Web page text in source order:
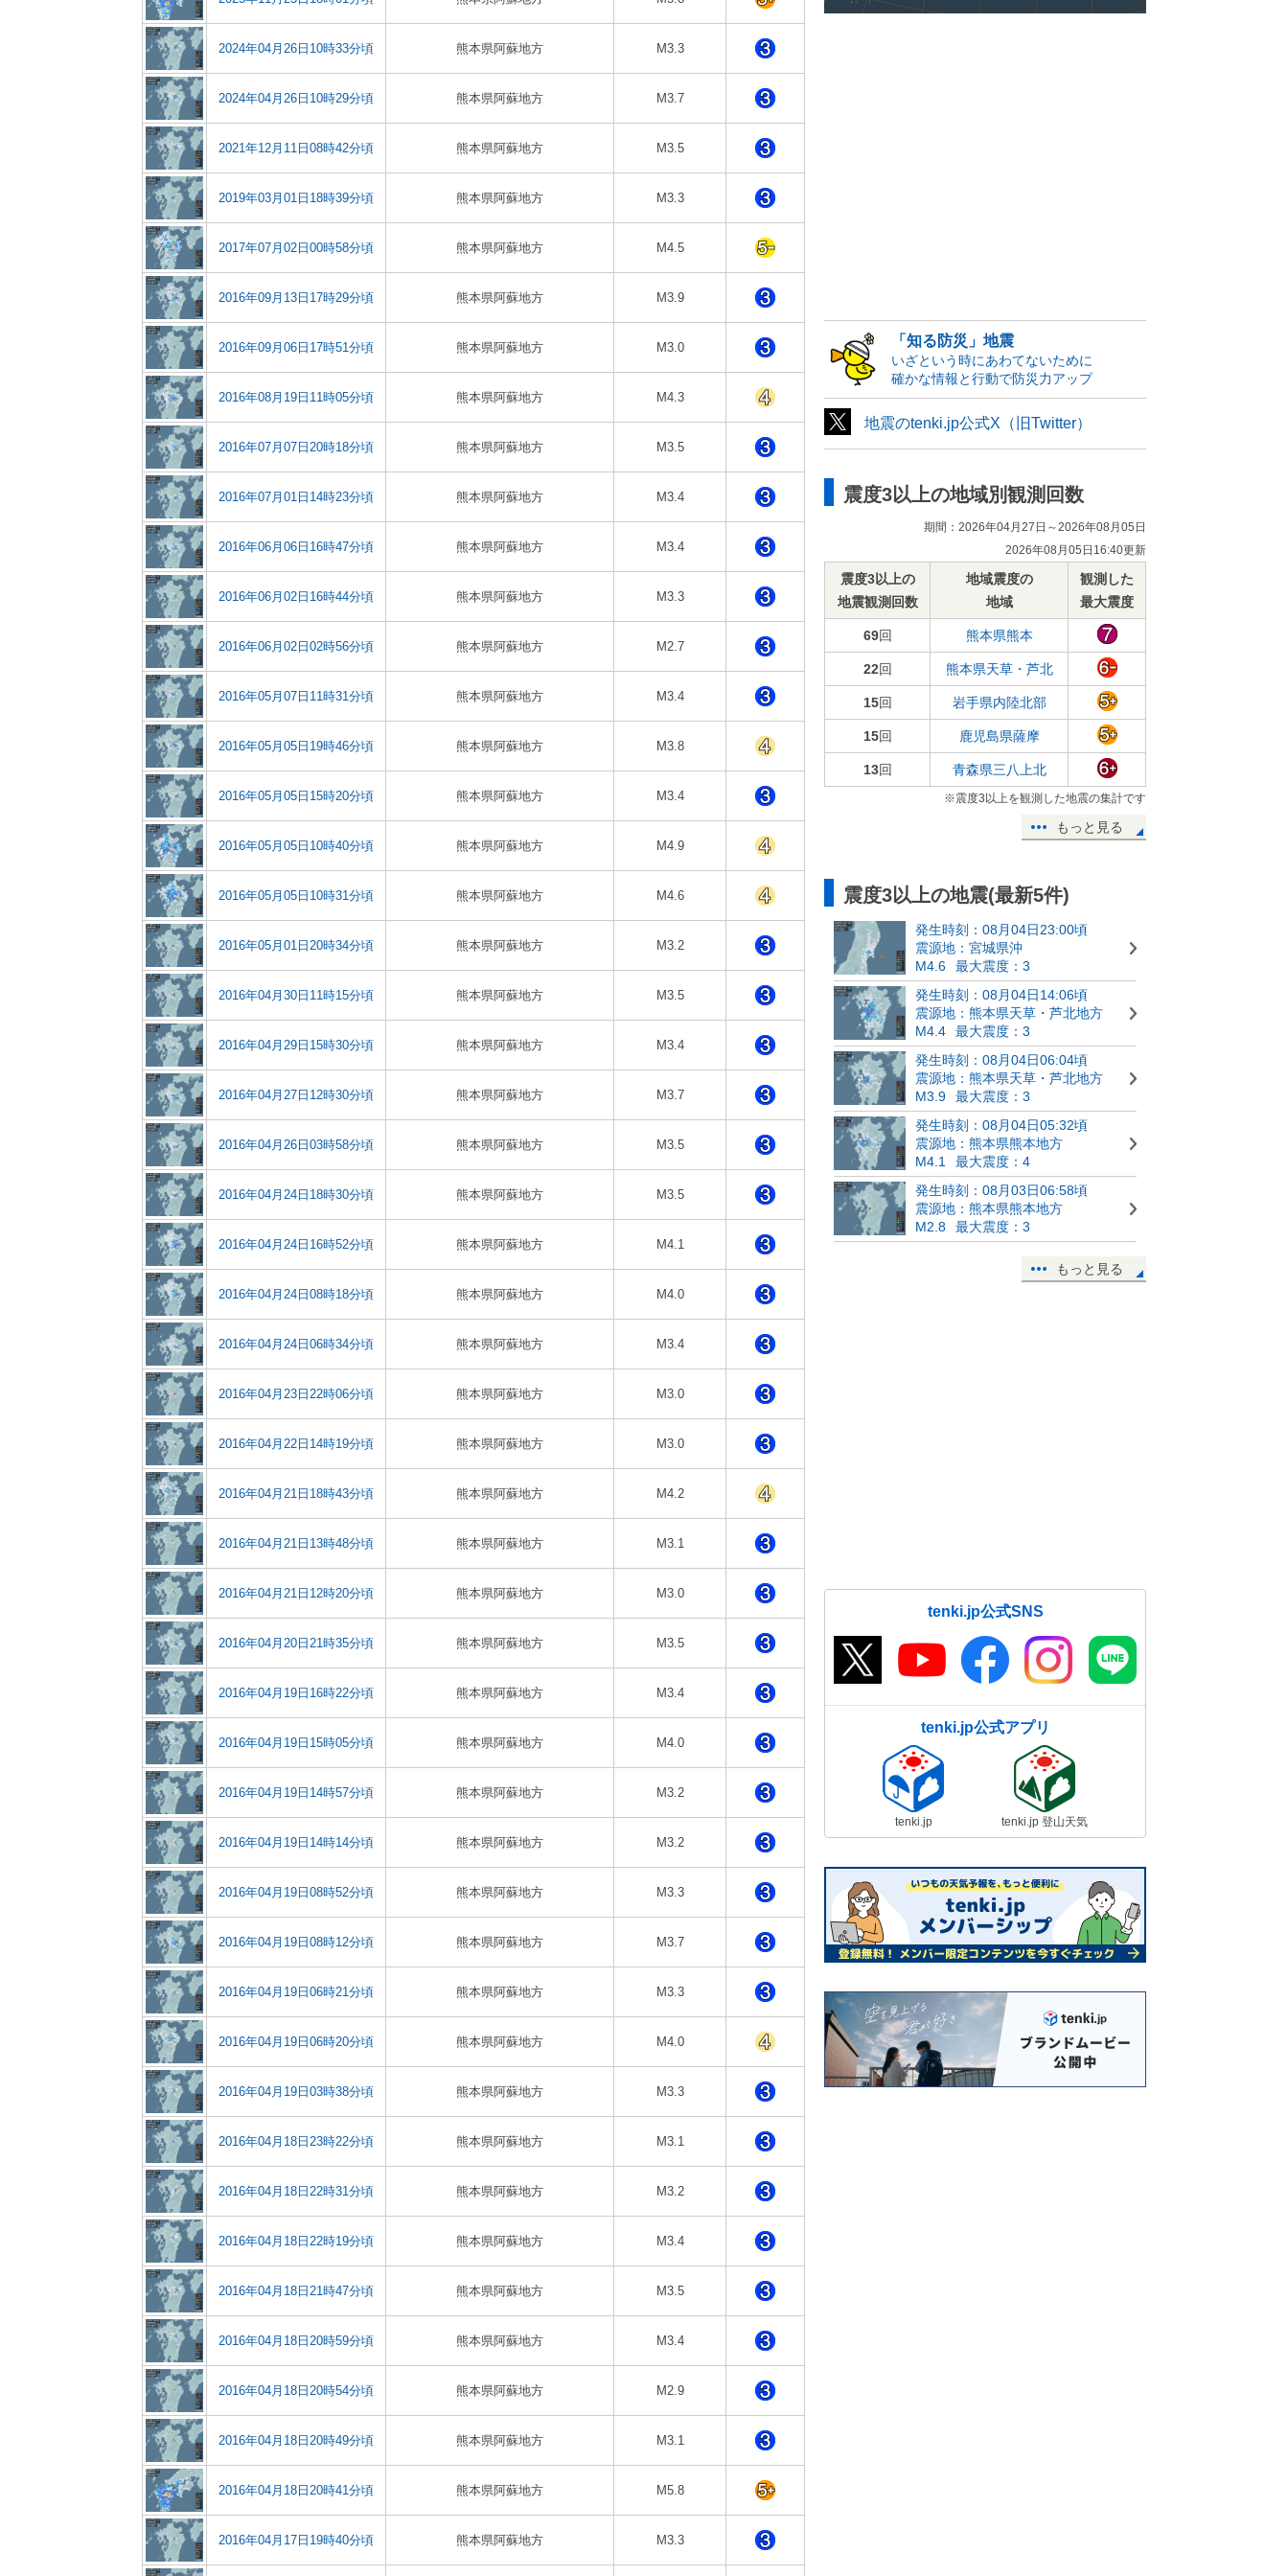
2024年04月26日10時33分頃 熊本県阿蘇地方 M3.3
2024年04月26日10時29分頃 熊本県阿蘇地方 M3.7
2021年12月11日08時42分頃 熊本県阿蘇地方 M3.5
2019年03月01日18時39分頃 熊本県阿蘇地方 M3.3
2017年07月02日00時58分頃 熊本県阿蘇地方 M4.5
2016年09月13日17時29分頃 熊本県阿蘇地方 M3.9
2016年09月06日17時51分頃 熊本県阿蘇地方 M3.0
2016年08月19日11時05分頃 熊本県阿蘇地方 M4.3
2016年07月07日20時18分頃 熊本県阿蘇地方 M3.5
2016年07月01日14時23分頃 熊本県阿蘇地方 M3.4
2016年06月06日16時47分頃 熊本県阿蘇地方 M3.4
2016年06月02日16時44分頃 熊本県阿蘇地方 M3.3
2016年06月02日02時56分頃 熊本県阿蘇地方 M2.7
2016年05月07日11時31分頃 熊本県阿蘇地方 M3.4
2016年05月05日19時46分頃 熊本県阿蘇地方 M3.8
2016年05月05日15時20分頃 熊本県阿蘇地方 M3.4
2016年05月05日10時40分頃 熊本県阿蘇地方 M4.9
2016年05月05日10時31分頃 熊本県阿蘇地方 M4.6
2016年05月01日20時34分頃 熊本県阿蘇地方 M3.2
2016年04月30日11時15分頃 熊本県阿蘇地方 M3.5
2016年04月29日15時30分頃 熊本県阿蘇地方 M3.4
2016年04月27日12時30分頃 熊本県阿蘇地方 M3.7
2016年04月26日03時58分頃 熊本県阿蘇地方 M3.5
2016年04月24日18時30分頃 熊本県阿蘇地方 M3.5
2016年04月24日16時52分頃 熊本県阿蘇地方 M4.1
2016年04月24日08時18分頃 熊本県阿蘇地方 M4.0
2016年04月24日06時34分頃 熊本県阿蘇地方 M3.4
2016年04月23日22時06分頃 熊本県阿蘇地方 M3.0
2016年04月22日14時19分頃 熊本県阿蘇地方 M3.0
2016年04月21日18時43分頃 熊本県阿蘇地方 M4.2
2016年04月21日13時48分頃 熊本県阿蘇地方 M3.1
2016年04月21日12時20分頃 熊本県阿蘇地方 M3.0
2016年04月20日21時35分頃 熊本県阿蘇地方 M3.5
2016年04月19日16時22分頃 熊本県阿蘇地方 M3.4
2016年04月19日15時05分頃 熊本県阿蘇地方 M4.0
2016年04月19日14時57分頃 熊本県阿蘇地方 M3.2
2016年04月19日14時14分頃 熊本県阿蘇地方 M3.2
2016年04月19日08時52分頃 熊本県阿蘇地方 M3.3
2016年04月19日08時12分頃 熊本県阿蘇地方 M3.7
2016年04月19日06時21分頃 熊本県阿蘇地方 M3.3
2016年04月19日06時20分頃 熊本県阿蘇地方 M4.0
2016年04月19日03時38分頃 熊本県阿蘇地方 M3.3
2016年04月18日23時22分頃 熊本県阿蘇地方 M3.1
2016年04月18日22時31分頃 熊本県阿蘇地方 M3.2
2016年04月18日22時19分頃 熊本県阿蘇地方 M3.4
2016年04月18日21時47分頃 熊本県阿蘇地方 M3.5
2016年04月18日20時59分頃 熊本県阿蘇地方 M3.4
2016年04月18日20時54分頃 熊本県阿蘇地方 M2.9
2016年04月18日20時49分頃 熊本県阿蘇地方 M3.1
2016年04月18日20時41分頃 熊本県阿蘇地方 M5.8
2016年04月17日19時40分頃 熊本県阿蘇地方 M3.3
「知る防災」地震
いざという時にあわてないために
確かな情報と行動で防災力アップ
地震のtenki.jp公式X（旧Twitter）
震度3以上の地域別観測回数
期間：2026年04月27日～2026年08月05日
2026年08月05日16:40更新
震度3以上の
地震観測回数
地域震度の
地域
観測した
最大震度
69回 熊本県熊本
22回 熊本県天草・芦北
15回 岩手県内陸北部
15回 鹿児島県薩摩
13回 青森県三八上北
※震度3以上を観測した地震の集計です
もっと見る
震度3以上の地震(最新5件)
発生時刻：08月04日23:00頃
震源地：宮城県沖
M4.6
最大震度：3
発生時刻：08月04日14:06頃
震源地：熊本県天草・芦北地方
M4.4
最大震度：3
発生時刻：08月04日06:04頃
震源地：熊本県天草・芦北地方
M3.9
最大震度：3
発生時刻：08月04日05:32頃
震源地：熊本県熊本地方
M4.1
最大震度：4
発生時刻：08月03日06:58頃
震源地：熊本県熊本地方
M2.8
最大震度：3
もっと見る
tenki.jp公式SNS
tenki.jp公式アプリ
tenki.jp tenki.jp 登山天気